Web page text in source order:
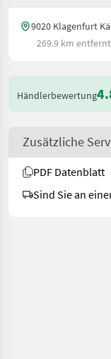
9020 Klagenfurt
269.9 km entfernt
Händlerbewertung
Zusätzliche
PDF Datenblatt
Sind Sie an